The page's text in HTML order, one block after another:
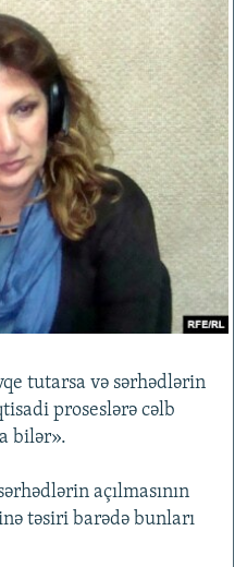
tutarsa və sərhədlərin
proseslərə cəlb
bilər».
açılmasının
təsiri barədə bunları